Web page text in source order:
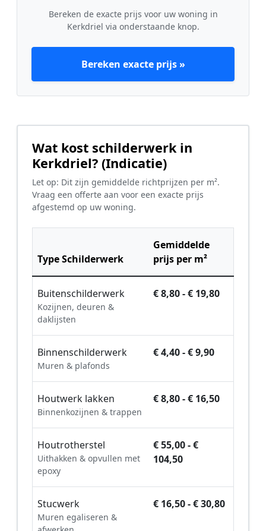
Bereken de exacte prijs voor uw woning in
Kerkdriel via onderstaande knop.
Bereken exacte prijs »
Wat kost schilderwerk in
Kerkdriel? (Indicatie)
Let op: Dit zijn gemiddelde richtprijzen per m².
Vraag een offerte aan voor een exacte prijs
afgestemd op uw woning.
Type Schilderwerk
Gemiddelde
prijs per m²
Buitenschilderwerk
Kozijnen, deuren &
daklijsten
€ 8,80 - € 19,80
Binnenschilderwerk
Muren & plafonds
€ 4,40 - € 9,90
Houtwerk lakken
Binnenkozijnen & trappen
€ 8,80 - € 16,50
Houtrotherstel
Uithakken & opvullen met
epoxy
€ 55,00 - €
104,50
Stucwerk
Muren egaliseren &
€ 16,50 - € 30,80